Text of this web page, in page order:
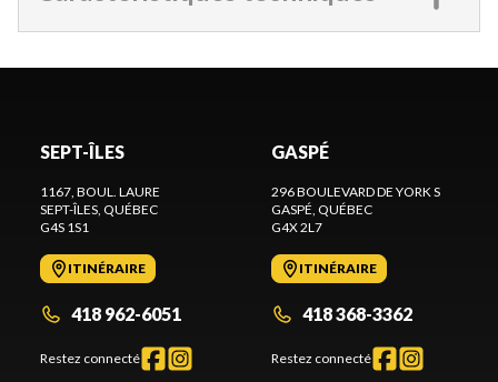
SEPT-ÎLES
1167, BOUL. LAURE
SEPT-ÎLES, QUÉBEC
G4S 1S1
ITINÉRAIRE
418 962-6051
Restez connecté
GASPÉ
296 BOULEVARD DE YORK S
GASPÉ, QUÉBEC
G4X 2L7
ITINÉRAIRE
418 368-3362
Restez connecté